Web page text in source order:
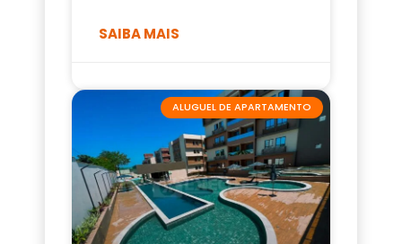
SAIBA MAIS
ALUGUEL DE APARTAMENTO